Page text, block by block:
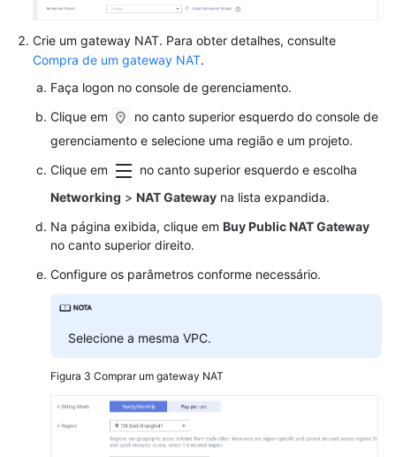
segredos
Auto
Scaling
Complementos
Gráfico
do
Helm
Permissões
Gerenciamento
do
armazenamento:
FlexVolume
Crie um gateway NAT. Para obter detalhes, consulte
Compra de um gateway NAT.
Faça logon no console de gerenciamento.
Clique em
no canto superior esquerdo do console de
gerenciamento e selecione uma região e um projeto.
Clique em
no canto superior esquerdo e escolha
Networking > NAT Gateway na lista expandida.
Na página exibida, clique em BuyPublic NAT Gateway
no canto superior direito.
Configure os parâmetros conforme necessário.
Selecione a mesma VPC.
Figura 3 Comprar um gateway NAT